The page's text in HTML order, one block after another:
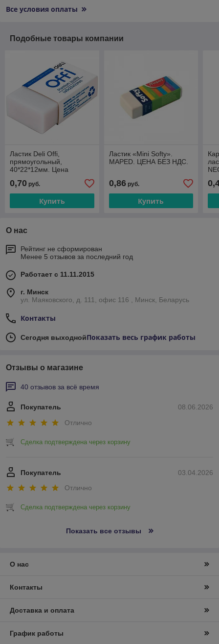
Все условия оплаты
Подобные товары компании
Ластик Deli Offi,
прямоугольный,
40*22*12мм. Цена
20%
0,70 руб.
Купить
Ластик «Мini Softy».
MAPED. ЦЕНА БЕЗ НДС.
0,86руб.
Купить
О нас
Рейтинг не сформирован
Менее 5 отзывов за последний год
Работает с 11.11.2015
г. Минск
ул. Маяковского, д. 111, офис 116 , Минск, Беларусь
Контакты
Сегодня выходнойПоказать весь график работы
Отзывы о магазине
40 отзывов за всё время
08.06.2026
Покупатель
Отлично
Сделка подтверждена через корзину
03.04.2026
Покупатель
Отлично
Сделка подтверждена через корзину
Показать все отзывы
О нас
Контакты
Доставка и оплата
График работы